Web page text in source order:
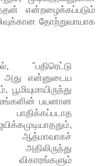
என்றழைக்கப்படும்
தோற்றுவாயாக
"பதிரெட்டு
என்னுடைய
பயனான
அதிலிருந்து
விகாரங்களும்